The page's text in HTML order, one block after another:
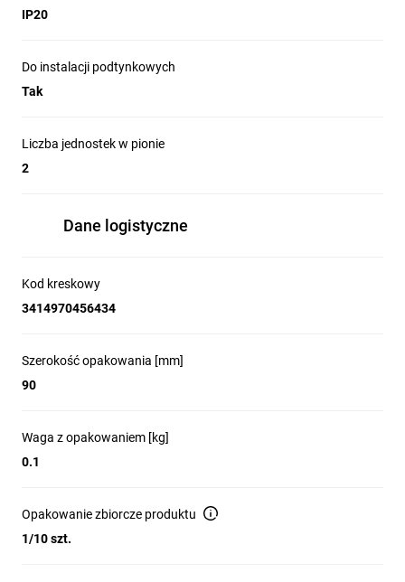
IP20
Do instalacji podtynkowych
Tak
Liczba jednostek w pionie
2
Dane logistyczne
Kod kreskowy
3414970456434
Szerokość opakowania [mm]
90
Waga z opakowaniem [kg]
0.1
Opakowanie zbiorcze produktu
1/10 szt.